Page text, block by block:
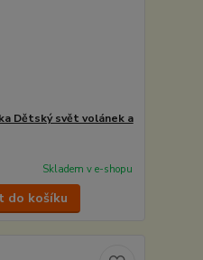
Dětský svět volánek a
Skladem v e-shopu
do košíku